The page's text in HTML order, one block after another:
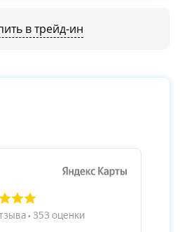
в трейд-ин